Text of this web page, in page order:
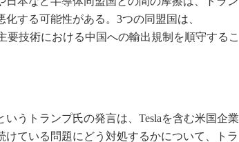
する可能性がある。3つの同盟国は、
技術における中国への輸出規制を順守するこ
うトランプ氏の発言は、Teslaを含む米国企業
ている問題にどう対処するかについて、トラ